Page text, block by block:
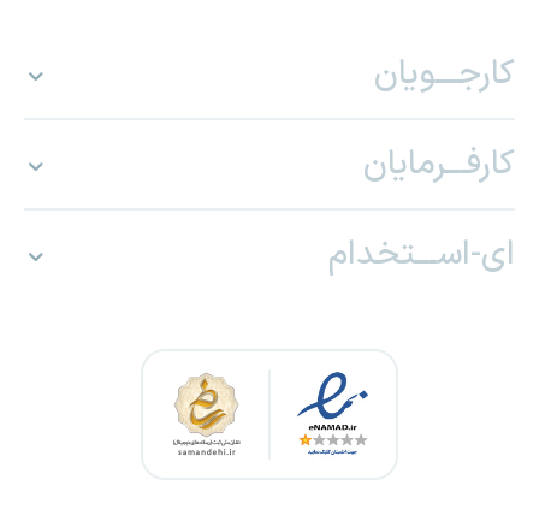
کارجـــویان
کارفـــرمایان
ای-اســـتخدام